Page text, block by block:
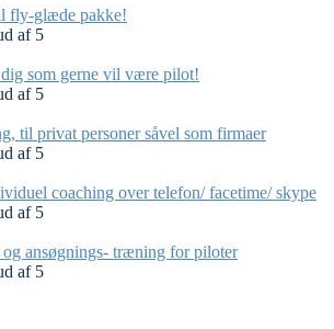
fly-glæde pakke!
af 5
som gerne vil være pilot!
af 5
til privat personer såvel som firmaer
af 5
coaching over telefon/ facetime/ skype
af 5
ansøgnings- træning for piloter
af 5